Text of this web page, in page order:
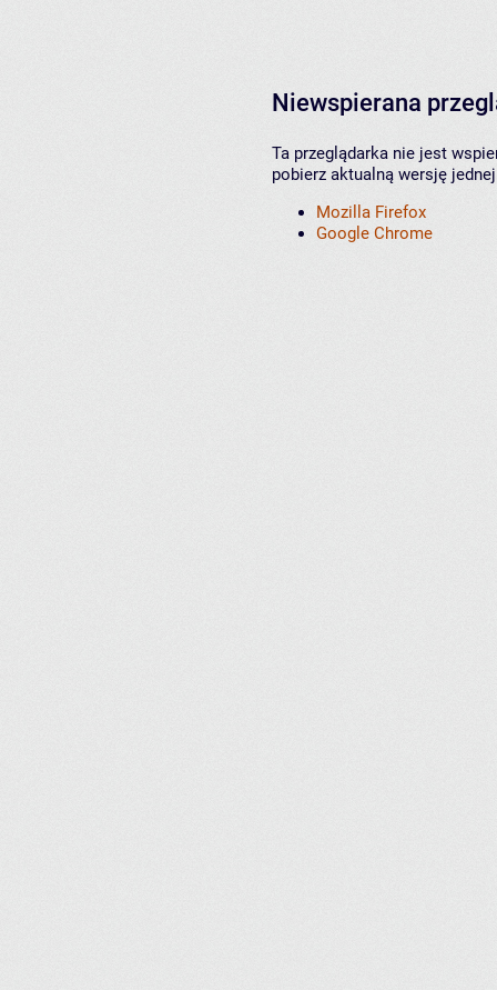
Niewspierana
Ta przeglądarka nie jest
pobierz aktualną wersję
Mozilla Firefox
Google Chrome